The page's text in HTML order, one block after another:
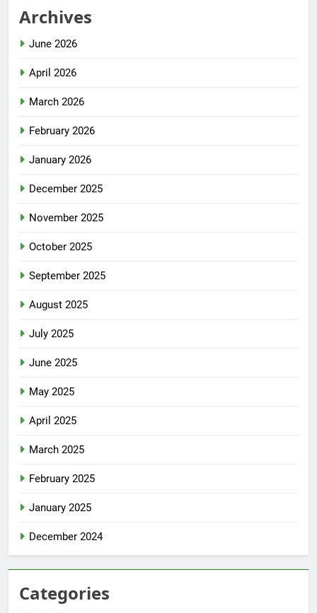
Archives
June 2026
April 2026
March 2026
February 2026
January 2026
December 2025
November 2025
October 2025
September 2025
August 2025
July 2025
June 2025
May 2025
April 2025
March 2025
February 2025
January 2025
December 2024
Categories